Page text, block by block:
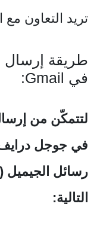
تريد التعاون
في Gmail:
لتتمكّن من
رسائل الجيميل (
التالية: